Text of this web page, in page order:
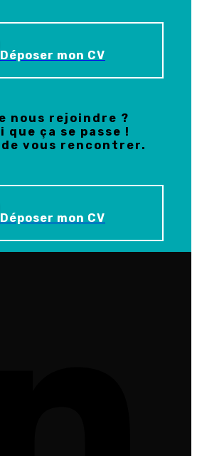
Déposer mon CV
nous rejoindre ?
que ça se passe !
de vous rencontrer.
Déposer mon CV